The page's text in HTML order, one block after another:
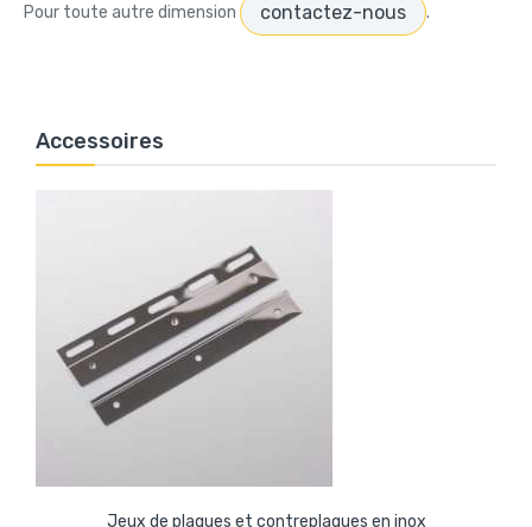
Pour toute autre dimension contactez-nous .
Accessoires
Jeux de plaques et contreplaques en inox